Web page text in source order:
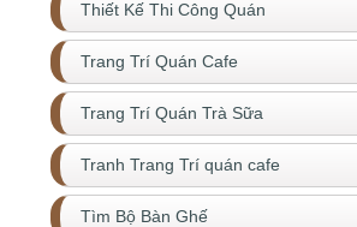
Thiết Kế Thi Công Quán
Trang Trí Quán Cafe
Trang Trí Quán Trà Sữa
Tranh Trang Trí quán cafe
Tìm Bộ Bàn Ghế